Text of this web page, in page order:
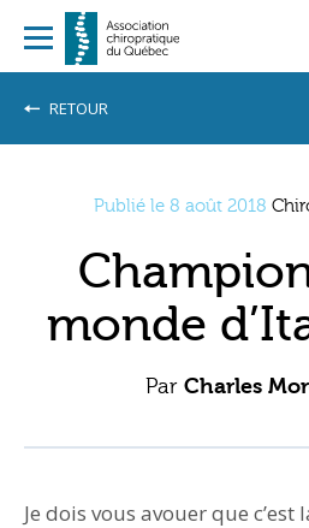
RETOUR
Publié le 8 août 2018
monde
Par Charles
Je dois vous avouer que